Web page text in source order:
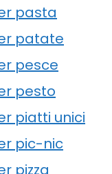
pasta
patate
pesce
pesto
piatti unici
pic-nic
pizza